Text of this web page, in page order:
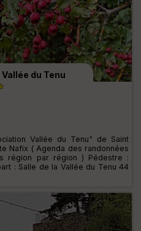
du Tenu
Vallée du Tenu" de Saint
Nafix ( Agenda des randonnées
région par région ) Pédestre :
: Salle de la Vallée du Tenu 44